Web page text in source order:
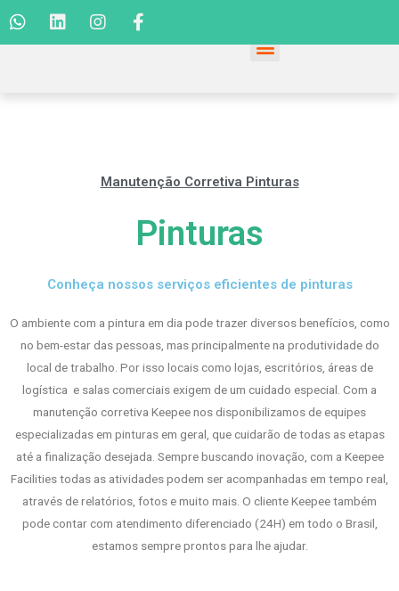
Manutenção Corretiva Pinturas
Pinturas
Conheça nossos serviços eficientes de pinturas
O ambiente com a pintura em dia pode trazer diversos benefícios, como
no bem-estar das pessoas, mas principalmente na produtividade do
local de trabalho. Por isso locais como lojas, escritórios, áreas de
logística e salas comerciais exigem de um cuidado especial. Com a
manutenção corretiva Keepee nos disponibilizamos de equipes
especializadas em pinturas em geral, que cuidarão de todas as etapas
até a finalização desejada. Sempre buscando inovação, com a Keepee
Facilities todas as atividades podem ser acompanhadas em tempo real,
através de relatórios, fotos e muito mais. O cliente Keepee também
pode contar com atendimento diferenciado (24H) em todo o Brasil,
estamos sempre prontos para lhe ajudar.